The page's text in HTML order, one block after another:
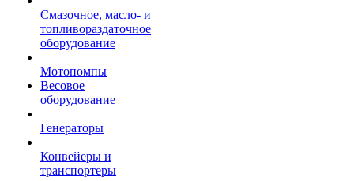
Смазочное, масло- и
топливораздаточное
оборудование
Мотопомпы
Весовое
оборудование
Генераторы
Конвейеры и
транспортеры